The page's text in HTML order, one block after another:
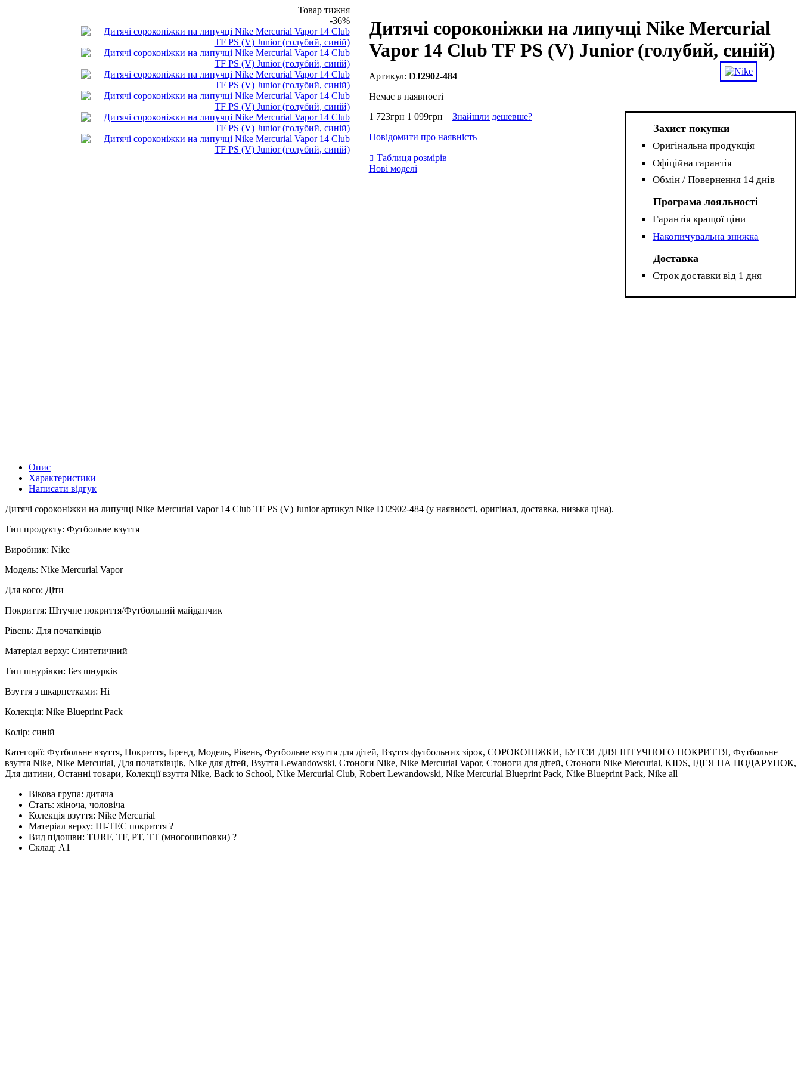
Товар тижня
-36%
Дитячі сороконіжки на липучці Nike Mercurial
Vapor 14 Club TF PS (V) Junior (голубий, синій)
DJ2902-484
Немає в наявності
1 723грн 1 099грн
Знайшли дешевше?
Повідомити про наявність
Таблиця розмірів
Нові моделі
Захист покупки
Оригінальна продукція
Офіційна гарантія
Обмін / Повернення 14 днів
Програма лояльності
Гарантія кращої ціни
Накопичувальна знижка
Доставка
Строк доставки від 1 дня
Опис
Характеристики
Написати відгук
Дитячі сороконіжки на липучці Nike Mercurial Vapor 14 Club TF PS (V) Junior артикул Nike DJ2902-484 (у наявності, оригінал, доставка, низька ціна).
Тип продукту: Футбольне взуття
Виробник: Nike
Модель: Nike Mercurial Vapor
Для кого: Діти
Покриття: Штучне покриття/Футбольний майданчик
Рівень: Для початківців
Матеріал верху: Синтетичний
Тип шнурівки: Без шнурків
Взуття з шкарпетками: Ні
Колекція: Nike Blueprint Pack
Колір: синій
Категорії: Футбольне взуття, Покриття, Бренд, Модель, Рівень, Футбольне взуття для дітей, Взуття футбольних зірок, СОРОКОНІЖКИ, БУТСИ ДЛЯ ШТУЧНОГО ПОКРИТТЯ, Футбольне
взуття Nike, Nike Mercurial, Для початківців, Nike для дітей, Взуття Lewandowski, Стоноги Nike, Nike Mercurial Vapor, Стоноги для дітей, Стоноги Nike Mercurial, KIDS, ІДЕЯ НА ПОДАРУНОК,
Для дитини, Останні товари, Колекції взуття Nike, Back to School, Nike Mercurial Club, Robert Lewandowski, Nike Mercurial Blueprint Pack, Nike Blueprint Pack, Nike all
Вікова група: дитяча
Стать: жіноча, чоловіча
Колекція взуття: Nike Mercurial
Матеріал верху: HI-TEC покриття ?
Вид підошви: TURF, TF, PT, TT (многошиповки) ?
Склад: А1